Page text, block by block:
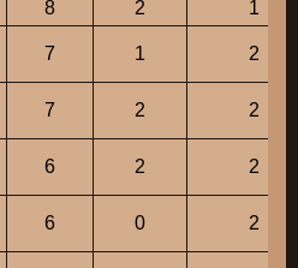
8 2
1
7 1 2
7 2 2
6 2 2
6 0 2